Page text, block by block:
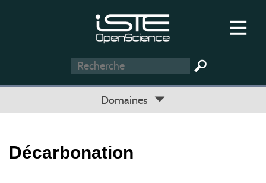
Domaines
Décarbonation